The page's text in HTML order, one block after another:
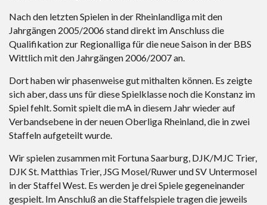
Nach den letzten Spielen in der Rheinlandliga mit den
Jahrgängen 2005/2006 stand direkt im Anschluss die
Qualifikation zur Regionalliga für die neue Saison in der BBS
Wittlich mit den Jahrgängen 2006/2007 an.
Dort haben wir phasenweise gut mithalten können. Es zeigte
sich aber, dass uns für diese Spielklasse noch die Konstanz im
Spiel fehlt. Somit spielt die mA in diesem Jahr wieder auf
Verbandsebene in der neuen Oberliga Rheinland, die in zwei
Staffeln aufgeteilt wurde.
Wir spielen zusammen mit Fortuna Saarburg, DJK/MJC Trier,
DJK St. Matthias Trier, JSG Mosel/Ruwer und SV Untermosel
in der Staffel West. Es werden je drei Spiele gegeneinander
gespielt. Im Anschluß an die Staffelspiele tragen die jeweils